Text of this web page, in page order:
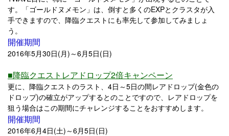
す。「ゴールドヌメモン」は、倒すと多くのEXPとクラスタが入
手できますので、降臨クエストにも率先して参加してみましょ
う。
開催期間
2016年5月30日(月)～6月5日(日)
■降臨クエストレアドロップ2倍キャンペーン
更に、降臨クエストのラスト、4日～5日の間レアドロップ(金色の
ドロップ)の確立がアップするとのことですので、レアドロップを
狙う場合はこの期間にチャレンジすることをおすすめします。
開催期間
2016年6月4日(土)～6月5日(日)